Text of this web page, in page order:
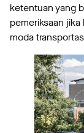
ketentuan yang
pemeriksaan
moda